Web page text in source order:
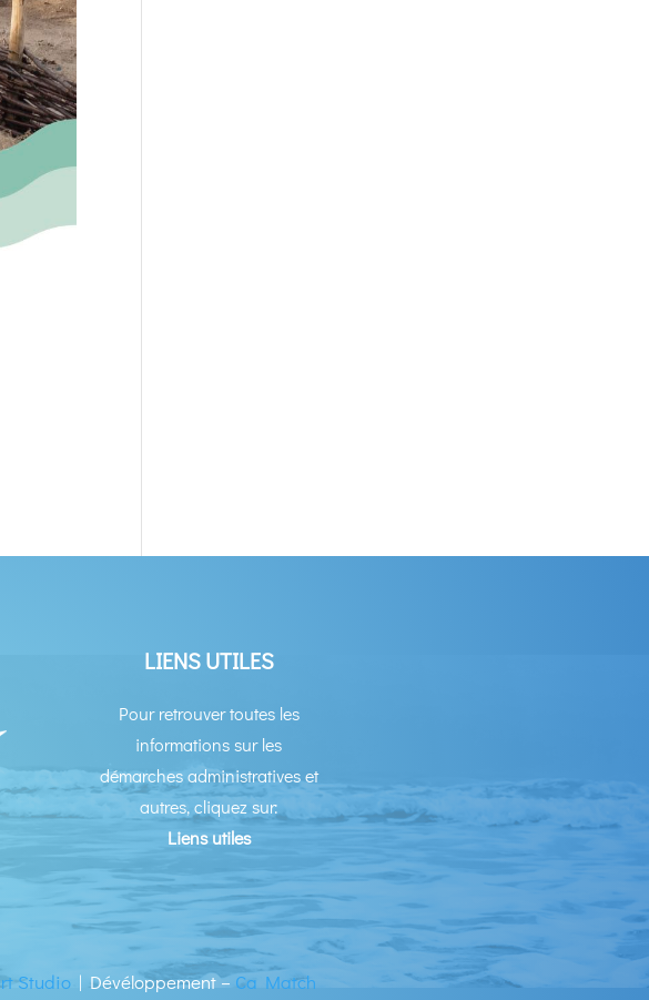
LIENS UTILES
Pour retrouver toutes les
informations sur les
démarches administratives et
autres, cliquez sur:
Liens utiles
Studio| Dévéloppement – Ca Match